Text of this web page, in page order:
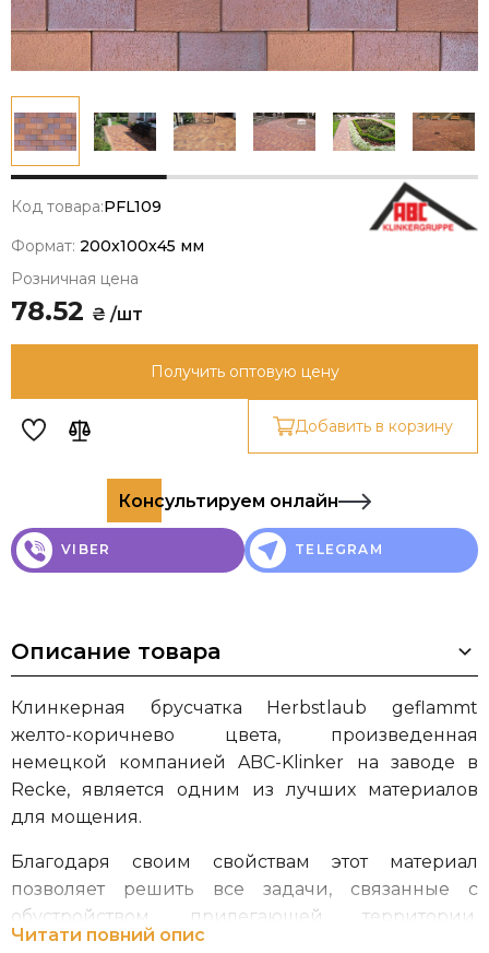
Код товара:PFL109
Формат: 200x100x45 мм
Розничная цена
78.52 ₴ /шт
Получить оптовую цену
Добавить в корзину
Консультируем онлайн
VIBER TELEGRAM
Описание товара
Клинкерная брусчатка Herbstlaub geflammt
желто-коричнево цвета, произведенная
немецкой компанией ABC-Klinker на заводе в
Recke, является одним из лучших материалов
для мощения.
Благодаря своим свойствам этот материал
позволяет решить все задачи, связанные с
обустройством прилегающей территории,
включая площадки, открытые автостоянки,
Читати повний опис